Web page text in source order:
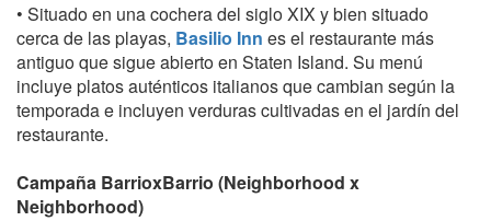
• Situado en una cochera del siglo XIX y bien situado
cerca de las playas, Basilio Inn es el restaurante más
antiguo que sigue abierto en Staten Island. Su menú
incluye platos auténticos italianos que cambian según la
temporada e incluyen verduras cultivadas en el jardín del
restaurante.
Campaña BarrioxBarrio (Neighborhood x
Neighborhood)